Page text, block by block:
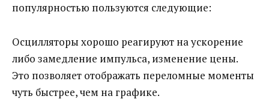
популярностью пользуются следующие:
Осцилляторы хорошо реагируют на ускорение
либо замедление импульса, изменение цены.
Это позволяет отображать переломные моменты
чуть быстрее, чем на графике.